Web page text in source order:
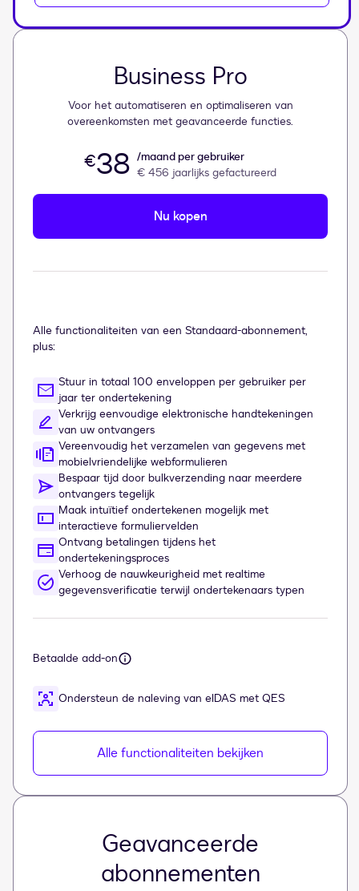
Business Pro
Voor het automatiseren en optimaliseren van
overeenkomsten met geavanceerde functies.
€38 /maand per gebruiker
€ 456 jaarlijks gefactureerd
Nu kopen
Alle functionaliteiten van een Standaard-abonnement,
plus:
Stuur in totaal 100 enveloppen per gebruiker per
jaar ter ondertekening
Verkrijg eenvoudige elektronische handtekeningen
van uw ontvangers
Vereenvoudig het verzamelen van gegevens met
mobielvriendelijke webformulieren
Bespaar tijd door bulkverzending naar meerdere
ontvangers tegelijk
Maak intuïtief ondertekenen mogelijk met
interactieve formuliervelden
Ontvang betalingen tijdens het
ondertekeningsproces
Verhoog de nauwkeurigheid met realtime
gegevensverificatie terwijl ondertekenaars typen
Betaalde add-on
Ondersteun de naleving van eIDAS met QES
Alle functionaliteiten bekijken
Geavanceerde
abonnementen